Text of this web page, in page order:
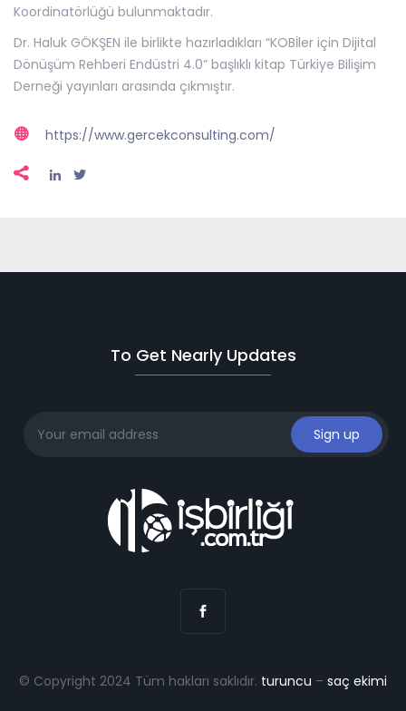
Koordinatörlüğü bulunmaktadır.
Dr. Haluk GÖKŞEN ile birlikte hazırladıkları “KOBİler için Dijital
Dönüşüm Rehberi Endüstri 4.0” başlıklı kitap Türkiye Bilişim
Derneği yayınları arasında çıkmıştır.
https://www.gercekconsulting.com/
To Get Nearly Updates
© Copyright 2024 Tüm hakları saklıdır. turuncu – saç ekimi